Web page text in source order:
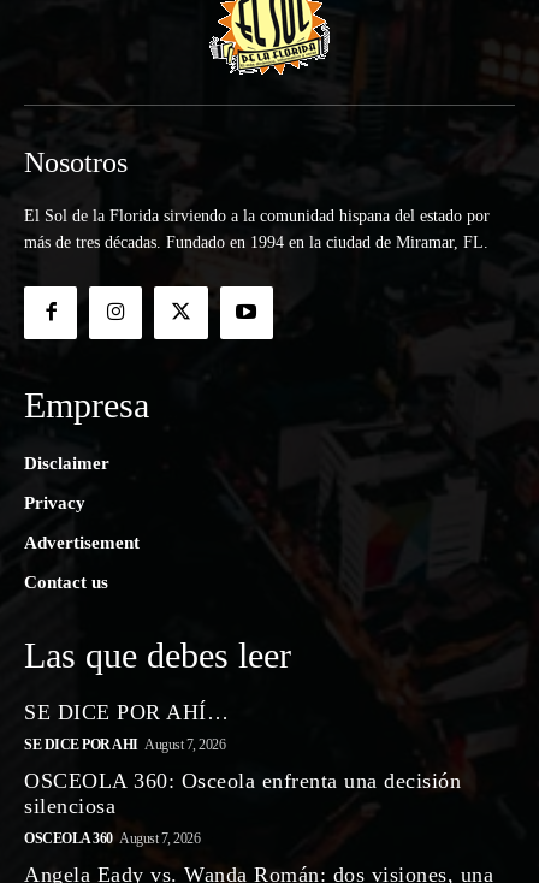
Nosotros
El Sol de la Florida sirviendo a la comunidad hispana del estado por
más de tres décadas. Fundado en 1994 en la ciudad de Miramar, FL.
Empresa
Disclaimer
Privacy
Advertisement
Contact us
Las que debes leer
SE DICE POR AHÍ…
SE DICE POR AHI August 7, 2026
OSCEOLA 360: Osceola enfrenta una decisión
silenciosa
OSCEOLA 360 August 7, 2026
Angela Eady vs. Wanda Román: dos visiones, una